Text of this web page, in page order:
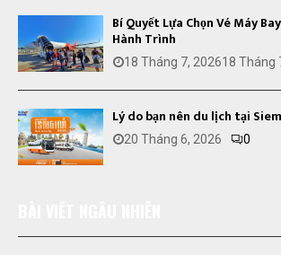
Bí Quyết Lựa Chọn Vé Máy
Hành Trình
18 Tháng 7, 202618 Tháng
Lý do bạn nên du lịch tại
20 Tháng 6, 2026 0